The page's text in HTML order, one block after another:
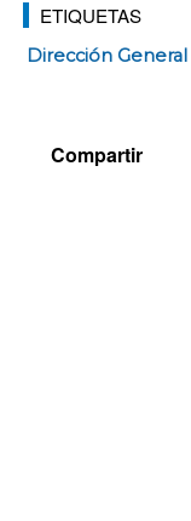
ETIQUETAS
Dirección